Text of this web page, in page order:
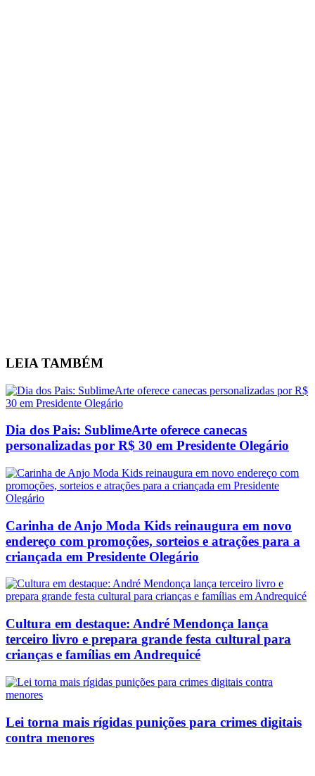
LEIA TAMBÉM
Dia dos Pais: SublimeArte oferece canecas
personalizadas por R$ 30 em Presidente Olegário
Carinha de Anjo Moda Kids reinaugura em novo
endereço com promoções, sorteios e atrações para a
criançada em Presidente Olegário
Cultura em destaque: André Mendonça lança
terceiro livro e prepara grande festa cultural para
crianças e famílias em Andrequicé
Lei torna mais rígidas punições para crimes digitais
contra menores